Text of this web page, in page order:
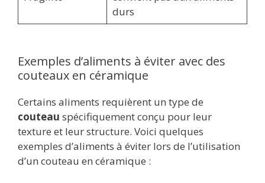
durs
Exemples d’aliments à éviter avec des
couteaux en céramique
Certains aliments requièrent un type de
couteau spécifiquement conçu pour leur
texture et leur structure. Voici quelques
exemples d’aliments à éviter lors de l’utilisation
d’un couteau en céramique :